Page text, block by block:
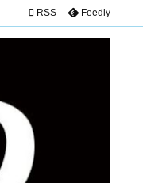
 RSS Feedly